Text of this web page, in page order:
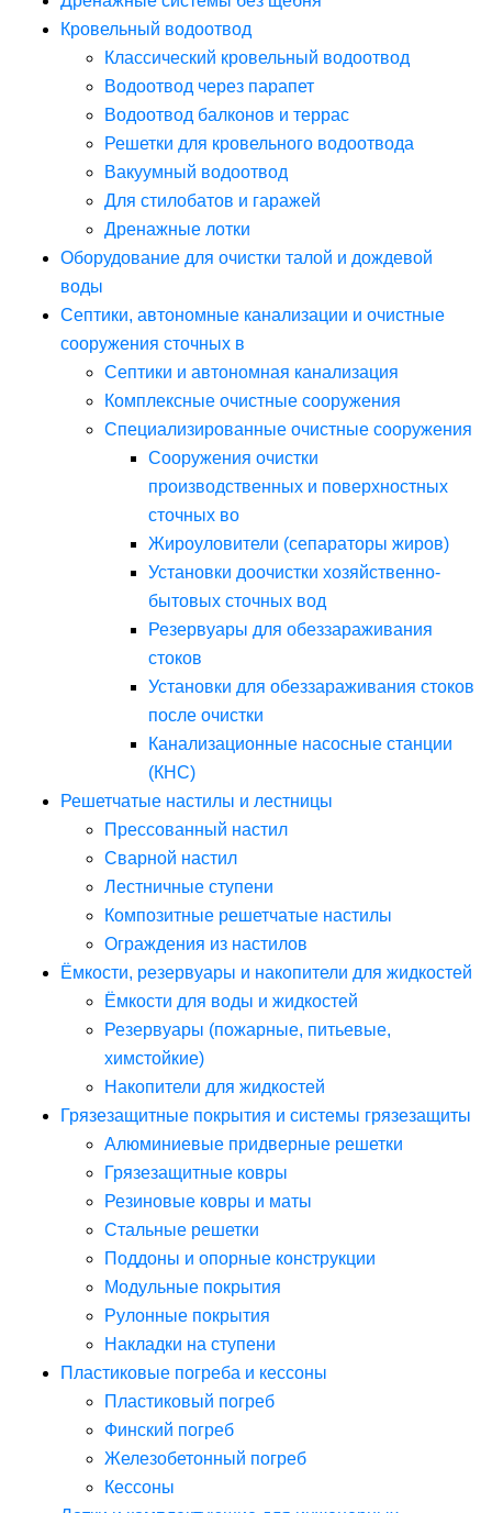
Кровельный водоотвод
Классический кровельный водоотвод
Водоотвод через парапет
Водоотвод балконов и террас
Решетки для кровельного водоотвода
Вакуумный водоотвод
Для стилобатов и гаражей
Дренажные лотки
Оборудование для очистки талой и дождевой
воды
Септики, автономные канализации и очистные
сооружения сточных в
Септики и автономная канализация
Комплексные очистные сооружения
Специализированные очистные сооружения
Сооружения очистки
производственных и поверхностных
сточных во
Жироуловители (сепараторы жиров)
Установки доочистки хозяйственно-
бытовых сточных вод
Резервуары для обеззараживания
стоков
Установки для обеззараживания стоков
после очистки
Канализационные насосные станции
(КНС)
Решетчатые настилы и лестницы
Прессованный настил
Сварной настил
Лестничные ступени
Композитные решетчатые настилы
Ограждения из настилов
Ёмкости, резервуары и накопители для жидкостей
Ёмкости для воды и жидкостей
Резервуары (пожарные, питьевые,
химстойкие)
Накопители для жидкостей
Грязезащитные покрытия и системы грязезащиты
Алюминиевые придверные решетки
Грязезащитные ковры
Резиновые ковры и маты
Стальные решетки
Поддоны и опорные конструкции
Модульные покрытия
Рулонные покрытия
Накладки на ступени
Пластиковые погреба и кессоны
Пластиковый погреб
Финский погреб
Железобетонный погреб
Кессоны